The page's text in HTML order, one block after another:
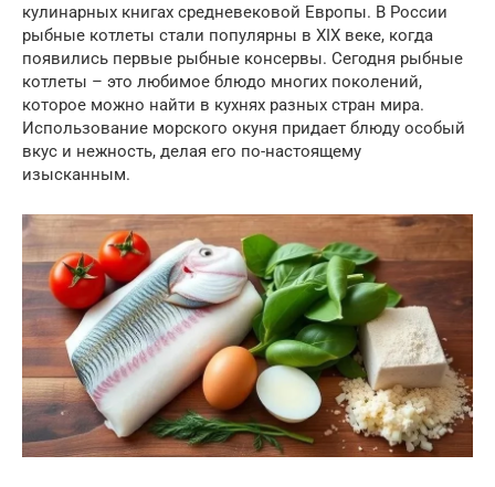
кулинарных книгах средневековой Европы. В России
рыбные котлеты стали популярны в XIX веке, когда
появились первые рыбные консервы. Сегодня рыбные
котлеты – это любимое блюдо многих поколений,
которое можно найти в кухнях разных стран мира.
Использование морского окуня придает блюду особый
вкус и нежность, делая его по-настоящему
изысканным.